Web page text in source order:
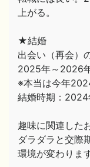
上がる。
★結婚
出会い（再会）
2025年～2026
※本当は今年
結婚時期：
趣味に関連した
ダラダラと交際
環境が変わります